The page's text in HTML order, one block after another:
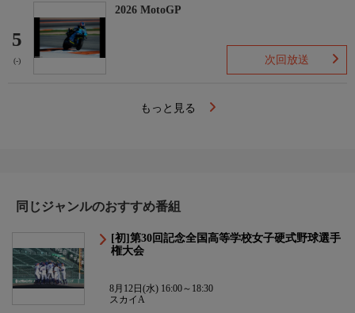
5
(-)
2026 MotoGP
次回放送
もっと見る
同じジャンルのおすすめ番組
[初]第30回記念全国高等学校女子硬式野球選手
権大会
8月12日(水) 16:00～18:30
スカイA